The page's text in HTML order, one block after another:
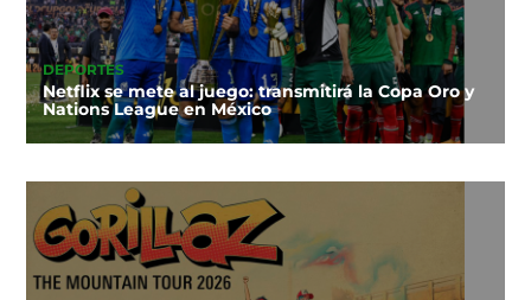
DEPORTES
Netflix se mete al juego: transmitirá la Copa Oro y
Nations League en México